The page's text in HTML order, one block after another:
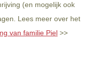
(en mogelijk ook
Lees meer over het
van familie Piel >>